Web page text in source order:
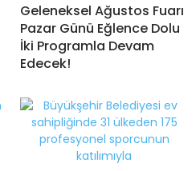
Geleneksel Ağustos Fuarı
Pazar Günü Eğlence Dolu
İki Programla Devam
Edecek!